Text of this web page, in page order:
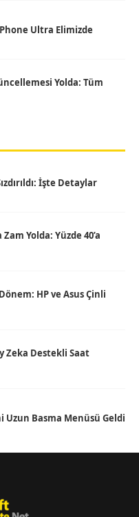
Ultra Elimizde
Yolda: Tüm
İşte Detaylar
Yolda: Yüzde 40’a
HP ve Asus Çinli
Zeka Destekli Saat
Uzun Basma Menüsü Geldi